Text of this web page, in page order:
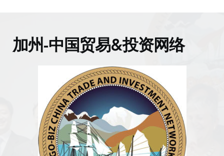
加州-中国贸易&投资网络